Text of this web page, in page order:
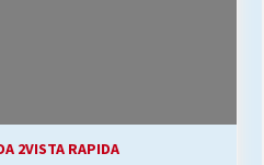
2VISTA RAPIDA